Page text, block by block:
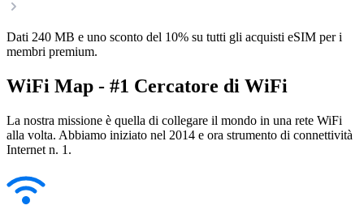
Dati 240 MB e uno sconto del 10% su tutti gli acquisti eSIM per i
membri premium.
WiFi Map - #1 Cercatore di WiFi
La nostra missione è quella di collegare il mondo in una rete WiFi
alla volta. Abbiamo iniziato nel 2014 e ora strumento di connettività
Internet n. 1.